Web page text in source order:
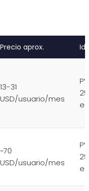
Precio aprox.
13-31
USD/usuario/mes
~70
USD/usuario/mes